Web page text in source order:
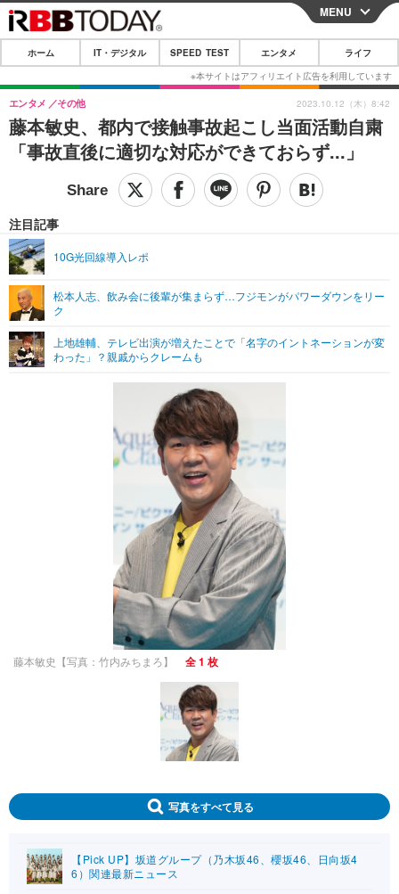
CLOSE
ホーム
IT・デジタル
IT・デジタルTOP スマートフォン
ガジェット・ツール
ショッピング その他
SPEED TEST
エンタメTOP 映画・ドラマ
ショッピング その他
ライフTOP
リリース一覧
プッシュ通知の停止方法
MENU
ホーム IT・デジタル SPEED TEST エンタメ ライフ
藤本敏史、都内で接触事故起こし当面活動自粛
「事故直後に適切な対応ができておらず...」
エンタメ その他
注目記事
10G光回線導入レポ
松本人志、飲み会に後輩が集まらず…フジモンがパワーダウンをリー
ク
上地雄輔、テレビ出演が増えたことで「名字のイントネーションが変
わった」？親戚からクレームも
2023.10.12（木）8:42
藤本敏史【写真：竹内みちまろ】 全 1 枚
写真をすべて見る
【Pick UP】坂道グループ（乃木坂46、櫻坂46、日向坂4
6）関連最新ニュース